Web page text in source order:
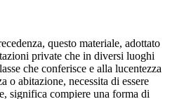
questo materiale, adottato
private che in diversi luoghi
che conferisce e alla lucentezza
o abitazione, necessita di essere
significa compiere una forma di